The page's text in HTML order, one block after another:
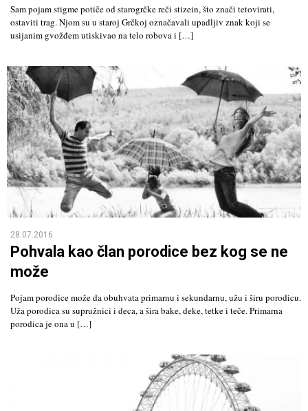
Sam pojam stigme potiče od starogrčke reči stizein, što znači tetovirati,
ostaviti trag. Njom su u staroj Grčkoj označavali upadljiv znak koji se
usijanim gvožđem utiskivao na telo robova i […]
28.07.2016
Pohvala kao član porodice bez kog se ne
može
Pojam porodice može da obuhvata primarnu i sekundarnu, užu i širu porodicu.
Uža porodica su supružnici i deca, a šira bake, deke, tetke i teče. Primarna
porodica je ona u […]